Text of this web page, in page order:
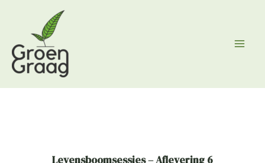
inhoud
Levensboomsessies – Aflevering 6